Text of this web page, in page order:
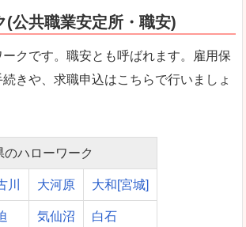
(公共職業安定所・職安)
クです。職安とも呼ばれます。雇用保
きや、求職申込はこちらで行いましょ
のハローワーク
川 大河原 大和[宮城]
気仙沼 白石